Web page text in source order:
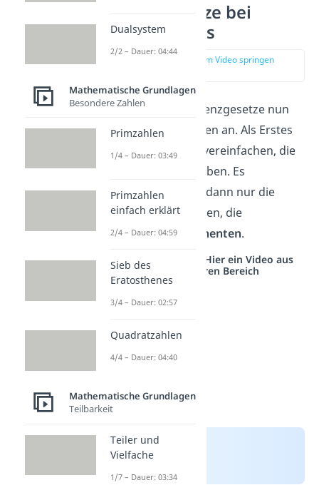
Potenzgesetze bei
gleicher Basis
zur Stelle im Video springen
Schau dir diese Potenzgesetze nun
an ein paar Beispielen an. Als Erstes
sollst du Potenzen vereinfachen, die
haben. Es
unterscheiden sich dann nur die
hochgestellten Zahlen, die
sogenanntenExponenten.
Studyflix vernetzt: Hier ein Video aus
einem anderen Bereich
Dualsystem
2/2 – Dauer: 04:44
Mathematische Grundlagen
Besondere Zahlen
Primzahlen
1/4 – Dauer: 03:49
Primzahlen
einfach erklärt
2/4 – Dauer: 04:59
Sieb des
Eratosthenes
3/4 – Dauer: 02:57
Quadratzahlen
4/4 – Dauer: 04:40
Mathematische Grundlagen
Teilbarkeit
Teiler und
Vielfache
1/7 – Dauer: 03:34